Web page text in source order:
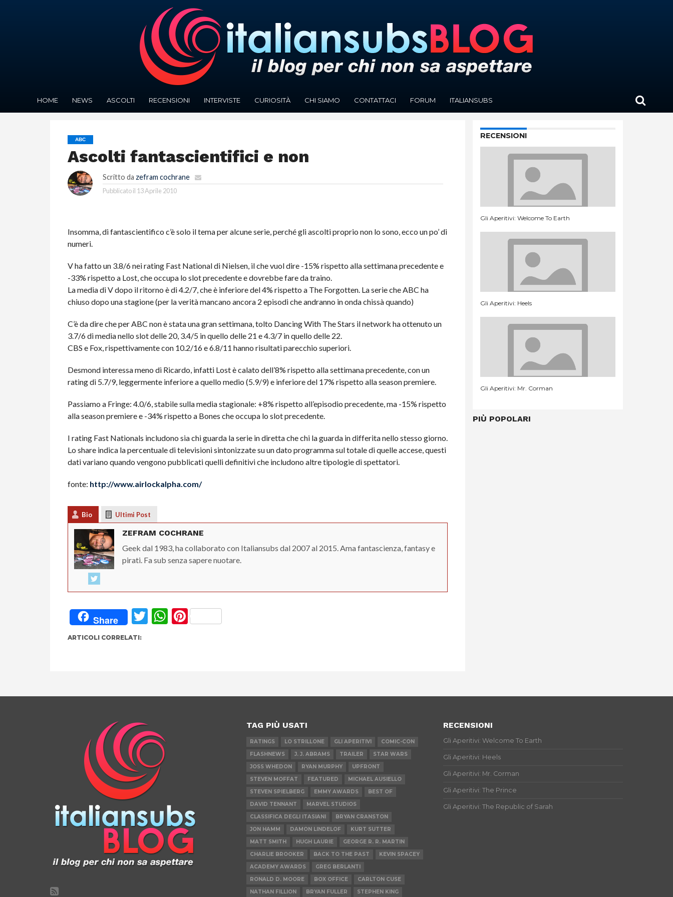
HOME NEWS ASCOLTI RECENSIONI INTERVISTE CURIOSITÀ CHI SIAMO CONTATTACI FORUM ITALIANSUBS
ABC
Ascolti fantascientifici e non
Scritto da zefram cochrane
Pubblicato il 13 Aprile 2010
Insomma, di fantascientifico c’è solo il tema per alcune serie, perché gli ascolti proprio non lo sono, ecco un po’ di
numeri.
V ha fatto un 3.8/6 nei rating Fast National di Nielsen, il che vuol dire -15% rispetto alla settimana precedente e
-33% rispetto a Lost, che occupa lo slot precedente e dovrebbe fare da traino.
La media di V dopo il ritorno è di 4.2/7, che è inferiore del 4% rispetto a The Forgotten. La serie che ABC ha
chiuso dopo una stagione (per la verità mancano ancora 2 episodi che andranno in onda chissà quando)
C’è da dire che per ABC non è stata una gran settimana, tolto Dancing With The Stars il network ha ottenuto un
3.7/6 di media nello slot delle 20, 3.4/5 in quello delle 21 e 4.3/7 in quello delle 22.
CBS e Fox, rispettivamente con 10.2/16 e 6.8/11 hanno risultati parecchio superiori.
Desmond interessa meno di Ricardo, infatti Lost è calato dell’8% rispetto alla settimana precedente, con un
rating di 5.7/9, leggermente inferiore a quello medio (5.9/9) e inferiore del 17% rispetto alla season premiere.
Passiamo a Fringe: 4.0/6, stabile sulla media stagionale: +8% rispetto all’episodio precedente, ma -15% rispetto
alla season premiere e -34% rispetto a Bones che occupa lo slot precedente.
I rating Fast Nationals includono sia chi guarda la serie in diretta che chi la guarda in differita nello stesso giorno.
Lo share indica la percentuale di televisioni sintonizzate su un dato programma sul totale di quelle accese, questi
dati variano quando vengono pubblicati quelli definitivi che includono altre tipologie di spettatori.
fonte: http://www.airlockalpha.com/
Bio Ultimi Post
ZEFRAM COCHRANE
Geek dal 1983, ha collaborato con Italiansubs dal 2007 al 2015. Ama fantascienza, fantasy e
pirati. Fa sub senza sapere nuotare.
Share Twitter
WhatsApp
Pinterest
ARTICOLI CORRELATI:
RECENSIONI
Gli Aperitivi: Welcome To Earth
Gli Aperitivi: Heels
Gli Aperitivi: Mr. Corman
PIÙ POPOLARI
TAG PIÙ USATI
RATINGS LO STRILLONE GLI APERITIVI
COMIC-CON
FLASHNEWS
J. J. ABRAMS TRAILER
STAR WARS
JOSS WHEDON
RYAN MURPHY
UPFRONT
STEVEN MOFFAT
FEATURED
MICHAEL AUSIELLO
STEVEN SPIELBERG
EMMY AWARDS
BEST OF
DAVID TENNANT
MARVEL STUDIOS
CLASSIFICA DEGLI ITASIANI
BRYAN CRANSTON
JON HAMM
DAMON LINDELOF
KURT SUTTER
MATT SMITH
HUGH LAURIE
GEORGE R. R. MARTIN
CHARLIE BROOKER
BACK TO THE PAST
KEVIN SPACEY
ACADEMY AWARDS
GREG BERLANTI
RONALD D. MOORE
BOX OFFICE
CARLTON CUSE
NATHAN FILLION
BRYAN FULLER STEPHEN KING
RECENSIONI
Gli Aperitivi: Welcome To Earth
Gli Aperitivi: Heels
Gli Aperitivi: Mr. Corman
Gli Aperitivi: The Prince
Gli Aperitivi: The Republic of Sarah